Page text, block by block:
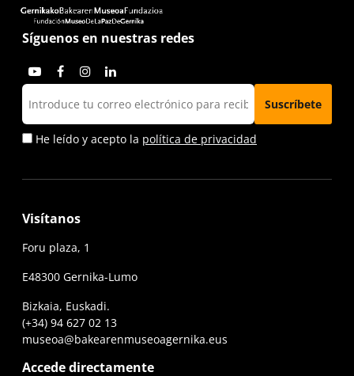
Síguenos en nuestras redes
He leído y acepto la política de privacidad
Visítanos
Foru plaza, 1
E48300 Gernika-Lumo
Bizkaia, Euskadi.
(+34) 94 627 02 13
museoa@bakearenmuseoagernika.eus
Accede directamente